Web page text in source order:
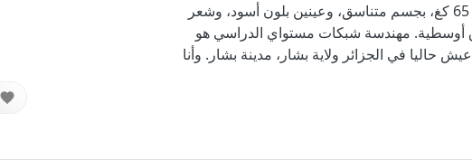
يبلغ طولي 1 متر 70 سم ووزني 65 كغ، بجسم متناسق، وعينين بلون أسود، وشعر
أوسطية. مهندسة شبكات مستواي الدراسي هو
حاليا في الجزائر ولاية بشار، مدينة بشار. وأنا